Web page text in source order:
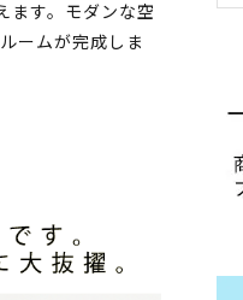
ます。モダンな空
ームが完成しま